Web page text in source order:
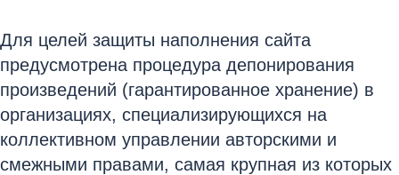
Для целей защиты наполнения сайта
предусмотрена процедура депонирования
произведений (гарантированное хранение) в
организациях, специализирующихся на
коллективном управлении авторскими и
смежными правами, самая крупная из которых